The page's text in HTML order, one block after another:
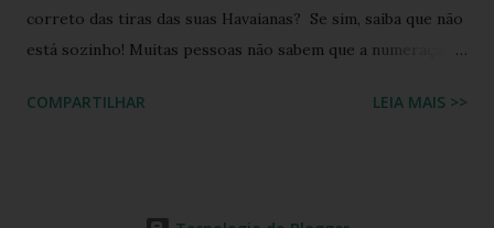
correto das tiras das suas Havaianas? Se sim, saiba que não
está sozinho! Muitas pessoas não sabem que a numeração
importantes para garantir o ajuste perfeito. Neste post,
COMPARTILHAR LEIA MAIS >>